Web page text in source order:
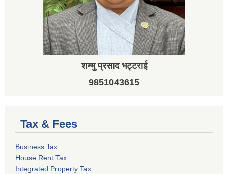
शम्भु प्रसाद भट्टराई
9851043615
Tax & Fees
Business Tax
House Rent Tax
Integrated Property Tax